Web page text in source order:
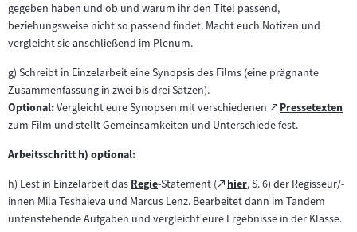
gegeben haben und ob und warum ihr den Titel passend,
beziehungsweise nicht so passend findet. Macht euch Notizen und
vergleicht sie anschließend im Plenum.
g) Schreibt in Einzelarbeit eine Synopsis des Films (eine prägnante
Zusammenfassung in zwei bis drei Sätzen).
Optional:Vergleicht eure Synopsen mit verschiedenen
Zum
externen
Pressetexten
(öffnet
im
zum Film und stellt Gemeinsamkeiten und Unterschiede fest.
Arbeitsschritt h) optional:
h) Lest in Einzelarbeit dasZum
Inhalt:
Regie-Statement (
Zum
externen
Inhalt:
hier
(öffnet
im
neuen
, S. 6) der Regisseur/-
innen Mila Teshaieva und Marcus Lenz. Bearbeitet dann im Tandem
untenstehende Aufgaben und vergleicht eure Ergebnisse in der Klasse.